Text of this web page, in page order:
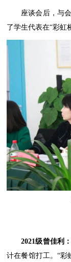
座谈会后，与
了学生代表在“彩虹
2021级曾佳利
计在餐馆打工。“彩